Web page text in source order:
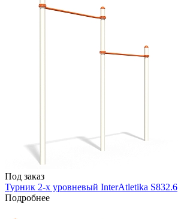
Под заказ
Турник 2-х уровневый InterAtletika S832.6
Подробнее